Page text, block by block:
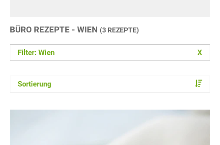
BÜRO REZEPTE - WIEN (3 REZEPTE)
Filter: Wien X
Sortierung